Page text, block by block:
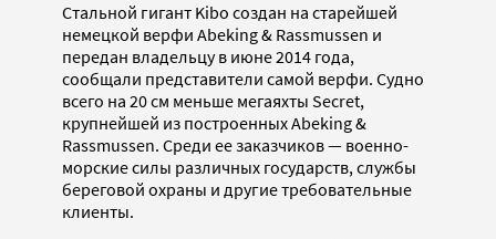
Стальной гигант Kibo создан на старейшей
немецкой верфи Abeking & Rassmussen и
передан владельцу в июне 2014 года,
сообщали представители самой верфи. Судно
всего на 20 см меньше мегаяхты Secret,
крупнейшей из построенных Abeking &
Rassmussen. Среди ее заказчиков — военно-
морские силы различных государств, службы
береговой охраны и другие требовательные
клиенты.